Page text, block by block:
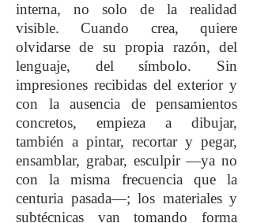
interna, no solo de la realidad
visible. Cuando crea, quiere
olvidarse de su propia razón, del
lenguaje, del símbolo. Sin
impresiones recibidas del exterior y
con la ausencia de pensamientos
concretos, empieza a dibujar,
también a pintar, recortar y pegar,
ensamblar, grabar, esculpir —ya no
con la misma frecuencia que la
centuria pasada—; los materiales y
subtécnicas van tomando forma